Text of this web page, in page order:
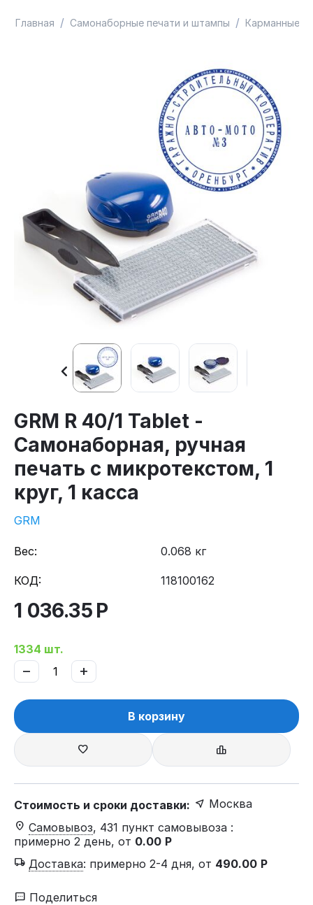
Главная / Самонаборные печати и штампы / Карманные
GRM R 40/1 Tablet -
Самонаборная, ручная
печать c микротекстом, 1
круг, 1 касса
GRM
Вес: 0.068 кг
КОД: 118100162
1 036.35 Р
1334 шт.
+
−
В корзину
Стоимость и сроки доставки:
Москва
Самовывоз, 431 пункт самовывоза :
примерно 2 день, от 0.00 Р
Доставка: примерно 2-4 дня, от 490.00 Р
Поделиться